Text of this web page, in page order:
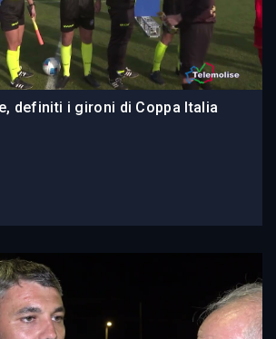
definiti i gironi di Coppa Italia